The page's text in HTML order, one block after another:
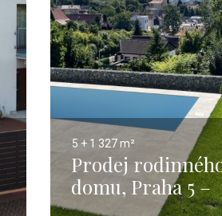
5 + 1 327 m²
Prodej
domu, Praha 5 –
327m2